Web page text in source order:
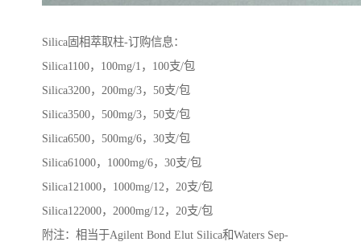
Silica固相萃取柱-订购信息：
Silica1100，100mg/1，100支/包
Silica3200，200mg/3，50支/包
Silica3500，500mg/3，50支/包
Silica6500，500mg/6，30支/包
Silica61000，1000mg/6，30支/包
Silica121000，1000mg/12，20支/包
Silica122000，2000mg/12，20支/包
附注：相当于Agilent Bond Elut Silica和Waters Sep-